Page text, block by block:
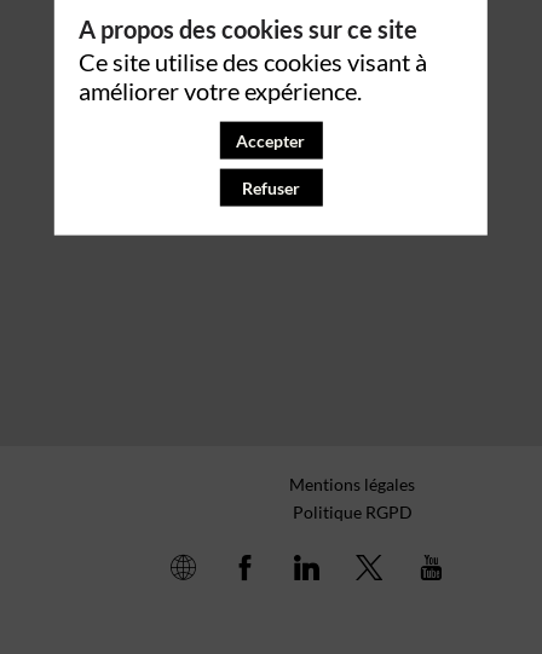
Mentions légales
Politique RGPD
A propos des cookies sur ce site
Ce site utilise des cookies visant à
améliorer votre expérience.
Accepter
Refuser